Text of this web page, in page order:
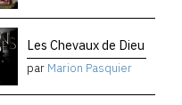
Les Chevaux de Dieu
par Marion Pasquier